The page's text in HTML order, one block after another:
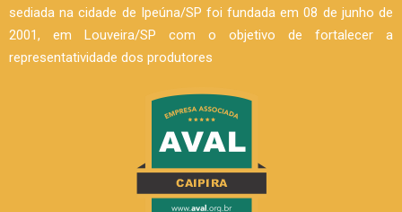
sediada na cidade de Ipeúna/SP foi fundada em 08 de junho de
2001, em Louveira/SP com o objetivo de fortalecer a
representatividade dos produtores